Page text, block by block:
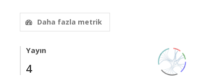
Daha fazla metrik
Yayın
4